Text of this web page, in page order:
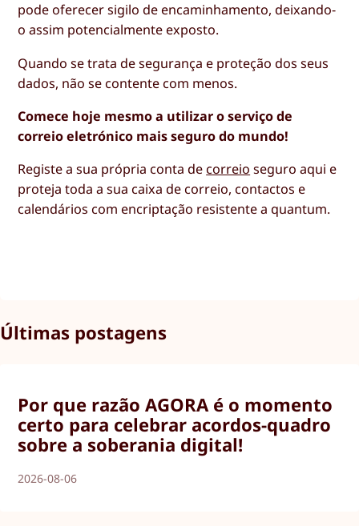
pode oferecer sigilo de encaminhamento, deixando-
o assim potencialmente exposto.
Quando se trata de segurança e proteção dos seus
dados, não se contente com menos.
Comece hoje mesmo a utilizar o serviço de
correio eletrónico mais seguro do mundo!
Registe a sua própria conta de correio seguro aqui e
proteja toda a sua caixa de correio, contactos e
calendários com encriptação resistente a quantum.
Últimas postagens
Por que razão AGORA é o momento
certo para celebrar acordos-quadro
sobre a soberania digital!
2026-08-06